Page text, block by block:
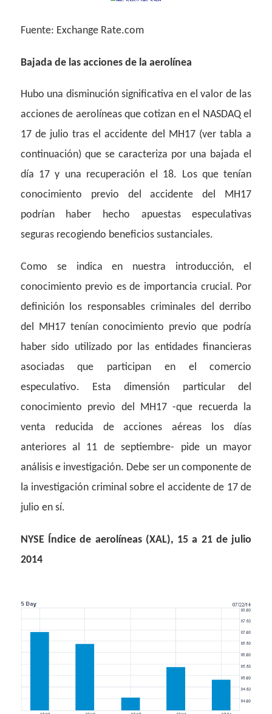
Fuente: Exchange Rate.com
Bajada de las acciones de la aerolínea
Hubo una disminución significativa en el valor de las
acciones de aerolíneas que cotizan en el NASDAQ el
17 de julio tras el accidente del MH17 (ver tabla a
continuación) que se caracteriza por una bajada el
día 17 y una recuperación el 18. Los que tenían
conocimiento previo del accidente del MH17
podrían haber hecho apuestas especulativas
seguras recogiendo beneficios sustanciales.
Como se indica en nuestra introducción, el
conocimiento previo es de importancia crucial. Por
definición los responsables criminales del derribo
del MH17 tenían conocimiento previo que podría
haber sido utilizado por las entidades financieras
asociadas que participan en el comercio
especulativo. Esta dimensión particular del
conocimiento previo del MH17 -que recuerda la
venta reducida de acciones aéreas los días
anteriores al 11 de septiembre- pide un mayor
análisis e investigación. Debe ser un componente de
la investigación criminal sobre el accidente de 17 de
julio en sí.
NYSE Índice de aerolíneas (XAL), 15 a 21 de julio
2014